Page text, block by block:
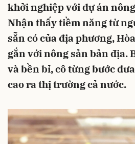
khởi nghiệp với dự án
Nhận thấy tiềm năng từ
sẵn có của địa phương,
gắn với nông sản bản địa.
và bền bỉ, cô từng bước
cao ra thị trường cả nước.